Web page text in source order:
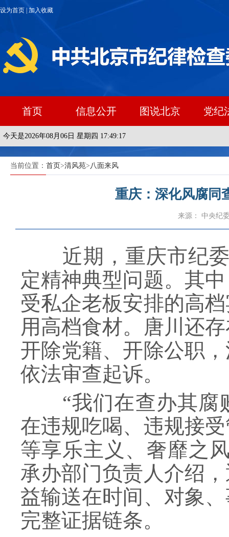
设为首页 加入收藏
首页 信息公开 图说北京 党纪
今天是2026年08月06日 星期四 17:49:17
当前位置： 首页>清风苑> 八面来风
重庆：深化风腐同
来源： 中央纪
近期，重庆市纪委
定精神典型问题。其
受私企老板安排的高
用高档食材。唐川还
开除党籍、开除公职
依法审查起诉。
“我们在查办其腐
在违规吃喝、违规接
等享乐主义、奢靡之
承办部门负责人介绍
益输送在时间、对象
完整证据链条。